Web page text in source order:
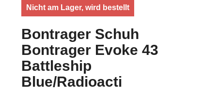
Nicht am Lager, wird bestellt
Bontrager Schuh
Bontrager Evoke 43
Battleship
Blue/Radioacti